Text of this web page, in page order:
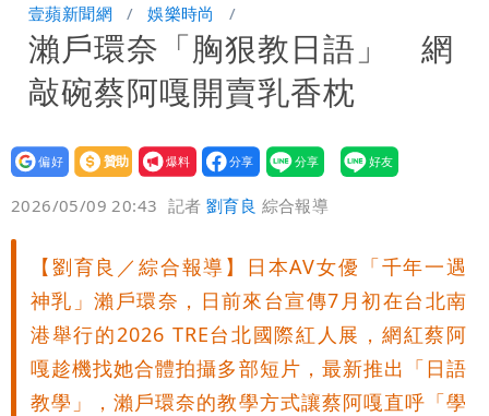
壹蘋新聞網 娛樂時尚
瀨戶環奈「胸狠教日語」 網
敲碗蔡阿嘎開賣乳香枕
設為
贊助
我要
爆料
2026/05/09 20:43 記者劉育良 綜合報導
【劉育良／綜合報導】日本AV女優「千年一遇
神乳」瀨戶環奈，日前來台宣傳7月初在台北南
港舉行的2026 TRE台北國際紅人展，網紅蔡阿
嘎趁機找她合體拍攝多部短片，最新推出「日語
教學」，瀨戶環奈的教學方式讓蔡阿嘎直呼「學